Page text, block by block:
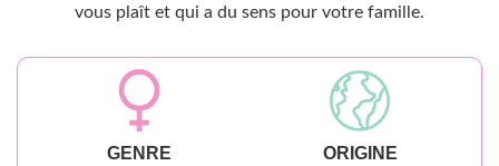
vous plaît et qui a du sens pour votre famille.
GENRE ORIGINE